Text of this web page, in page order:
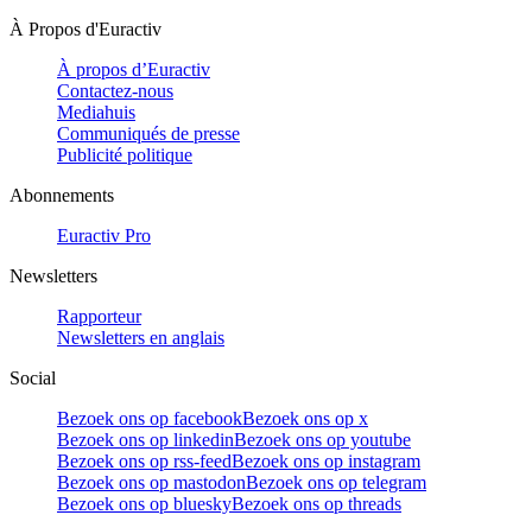
À Propos d'Euractiv
À propos d’Euractiv
Contactez-nous
Mediahuis
Communiqués de presse
Publicité politique
Abonnements
Euractiv Pro
Newsletters
Rapporteur
Newsletters en anglais
Social
Bezoek ons op facebookBezoek ons op x
Bezoek ons op linkedinBezoek ons op youtube
Bezoek ons op rss-feedBezoek ons op instagram
Bezoek ons op mastodonBezoek ons op telegram
Bezoek ons op blueskyBezoek ons op threads